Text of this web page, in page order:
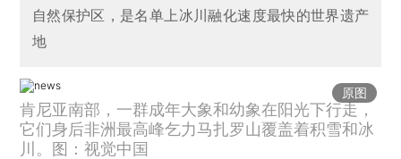
自然保护区，是名单上冰川融化速度最快的世界遗产
地
原图
肯尼亚南部，一群成年大象和幼象在阳光下行走，
它们身后非洲最高峰乞力马扎罗山覆盖着积雪和冰
川。图：视觉中国